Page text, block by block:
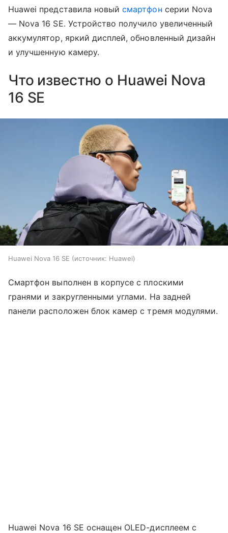
Huawei представила новыйсмартфон серии Nova
— Nova 16 SE. Устройство получило увеличенный
аккумулятор, яркий дисплей, обновленный дизайн
и улучшенную камеру.
Что известно о Huawei Nova
16 SE
Huawei Nova 16 SE источник: Huawei
Смартфон выполнен в корпусе с плоскими
гранями и закругленными углами. На задней
панели расположен блок камер с тремя модулями.
Huawei Nova 16 SE оснащен OLED-дисплеем с